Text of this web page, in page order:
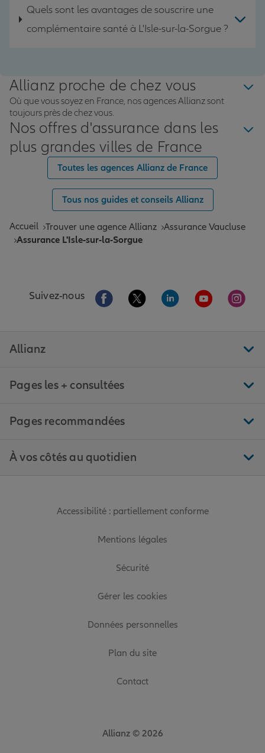
Quels sont les avantages de souscrire une
complémentaire santé à L'Isle-sur-la-Sorgue ?
Allianz proche de chez vous
Où que vous soyez en France, nos agences Allianz sont
toujours près de chez vous.
Nos offres d'assurance dans les
plus grandes villes de France
Toutes les agences Allianz de France
Tous nos guides et conseils Allianz
Accueil Trouver une agence Allianz Assurance Vaucluse
Assurance L'Isle-sur-la-Sorgue
Suivez-nous Aller sur la page Facebook de Allianz
Aller sur la page Twitter de
Aller sur la page
Aller sur la
Aller
Allianz
Pages les + consultées
Pages recommandées
À vos côtés au quotidien
Accessibilité : partiellement conforme
Mentions légales
Sécurité
Gérer les cookies
Données personnelles
Plan du site
Contact
Allianz © 2026